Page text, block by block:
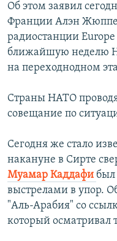
Об этом заявил
Франции Алэн Жюппе
радиостанции
ближайшую неделю
на переходнодном
Страны НАТО
совещание по
Сегодня же стало
накануне в Сирте
Муамар Каддафи был
выстрелами в упор.
"Аль-Арабия" со
который осматривал